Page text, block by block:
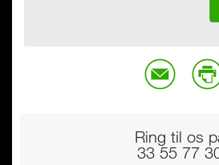
Ring til os
33 55 77